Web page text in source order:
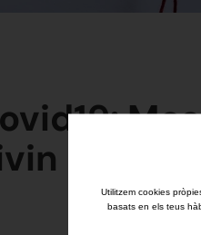
les
Utilitzem cookies
basats en els teus